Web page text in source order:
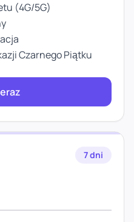
(4G/5G)
Czarnego Piątku
7 dni